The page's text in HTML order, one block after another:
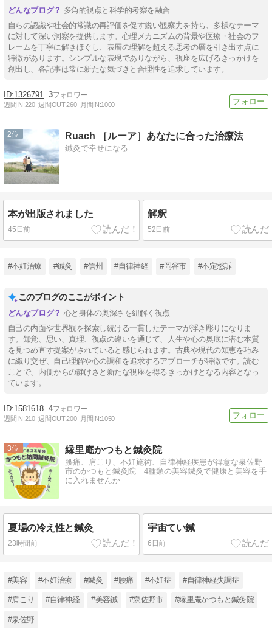
多角的視点と科学的考察を融合
自らの認識や社会的常識の再評価を促す鋭い観察力を持ち、多様なテーマ
に対して深い洞察を提供します。心理メカニズムの背景や医療・社会のフ
レームを丁寧に解きほぐし、表層の理解を超える思考の層を引き出す点に
特徴があります。シンプルな表現でありながら、視座を広げるきっかけを
創出し、各記事は常に新たな気づきと合理性を追求しています。
1326791 3
週間IN:220 週間OUT:260 月間IN:1000
2 Ruach ［ルーア］あなたに合った治療法
鍼灸で幸せになる
本が出版されました
45日前
解釈
52日前
#不妊治療 #鍼灸 #信州 #自律神経 #岡谷市 #不定愁訴
このブログのここがポイント
心と身体の奥深さを紐解く視点
自己の内面や世界観を探索し続ける一貫したテーマが浮き彫りになりま
す。知覚、思い、真理、視点の違いを通じて、人生や心の奥底に潜む本質
を見つめ直す提案がされていると感じられます。古典や現代の知恵を巧み
に織り交ぜ、自己理解や心の調和を追求するアプローチが特徴です。読む
ことで、内側からの静けさと新たな視座を得るきっかけとなる内容となっ
ています。
1581618 4
週間IN:210 週間OUT:200 月間IN:1050
3 縁里庵かつもと鍼灸院
腰痛、肩こり、不妊施術、自律神経疾患が得意な泉佐野
市のかつもと鍼灸院 4種類の美容鍼灸で健康と美容を手
に入れませんか
夏場の冷え性と鍼灸
23時間前
宇宙てい鍼
6日前
#美容 #不妊治療 #鍼灸 #腰痛 #不妊症 #自律神経失調症
#肩こり #自律神経 #美容鍼 #泉佐野市 #縁里庵かつもと鍼灸院
#泉佐野